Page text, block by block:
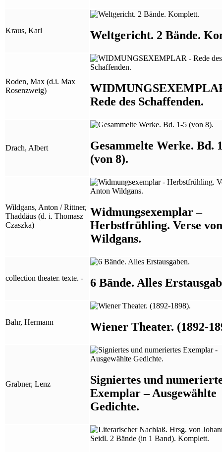
Kraus, Karl Weltgericht. 2 Bände.
Roden, Max (d.i. Max
Rosenzweig)
Rede des Schaffenden.
Drach, Albert
Gesammelte Werke. Bd.
(von 8).
Wildgans, Anton / Rittner,
Thaddäus (d. i. Thomasz
Czaszka)
Widmungsexemplar –
Herbstfrühling. Verse
Wildgans.
collection theater. texte. - 6 Bände. Alles
Bahr, Hermann Wiener Theater. (1892-
Grabner, Lenz
Signiertes und
Exemplar – Ausgewählte
Gedichte.